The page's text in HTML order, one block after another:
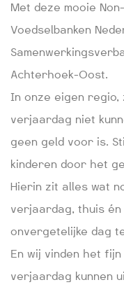
Met deze mooie
Voedselbanken
Achterhoek-Oost.
In onze eigen regio,
verjaardag niet
geen geld voor is.
kinderen door het
Hierin zit alles wat
verjaardag, thuis én
onvergetelijke dag
En wij vinden het
verjaardag kunnen